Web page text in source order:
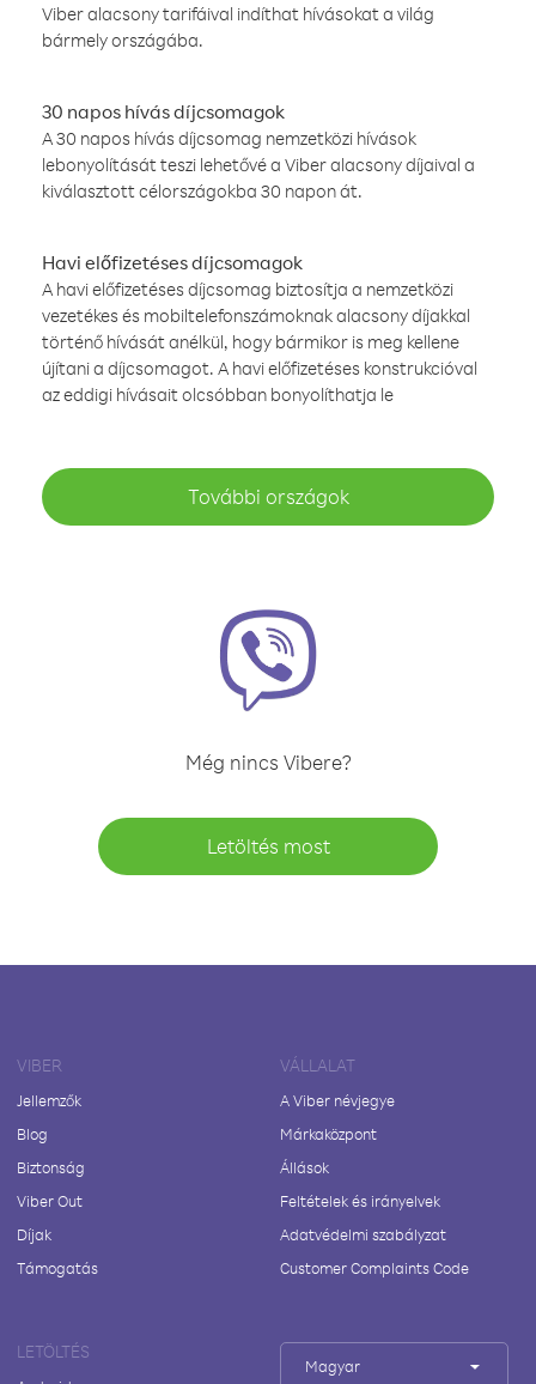
Viber alacsony tarifáival indíthat hívásokat a világ
bármely országába.
30 napos hívás díjcsomagok
A 30 napos hívás díjcsomag nemzetközi hívások
lebonyolítását teszi lehetővé a Viber alacsony díjaival a
kiválasztott célországokba 30 napon át.
Havi előfizetéses díjcsomagok
A havi előfizetéses díjcsomag biztosítja a nemzetközi
vezetékes és mobiltelefonszámoknak alacsony díjakkal
történő hívását anélkül, hogy bármikor is meg kellene
újítani a díjcsomagot. A havi előfizetéses konstrukcióval
az eddigi hívásait olcsóbban bonyolíthatja le
További országok
Még nincs Vibere?
Letöltés most
VIBER
Jellemzők
Blog
Biztonság
Viber Out
Díjak
Támogatás
VÁLLALAT
A Viber névjegye
Márkaközpont
Állások
Feltételek és irányelvek
Adatvédelmi szabályzat
Customer Complaints Code
LETÖLTÉS
Magyar